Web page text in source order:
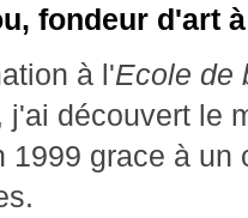
fondeur d'art
à l'Ecole de
découvert le
1999 grace à un